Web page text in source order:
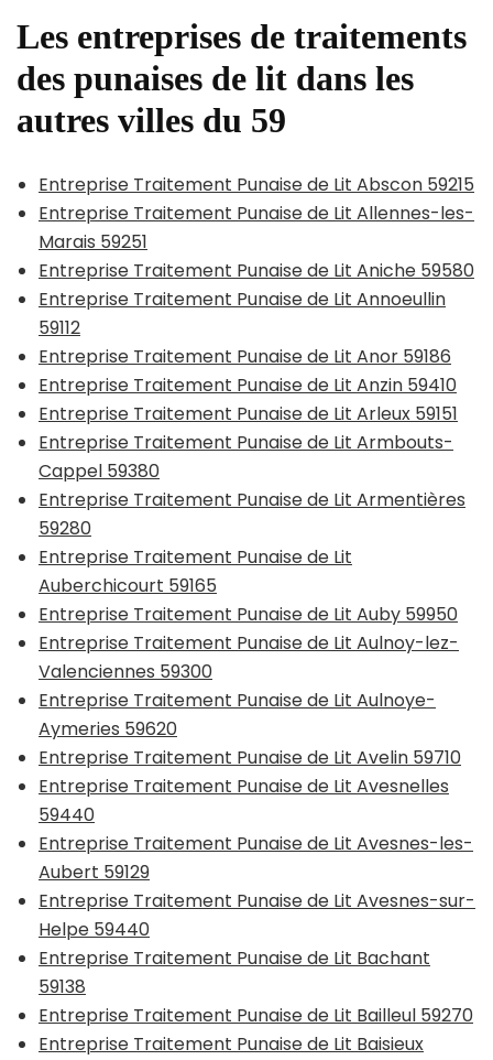
Les entreprises de traitements
des punaises de lit dans les
autres villes du 59
Entreprise Traitement Punaise de Lit Abscon 59215
Entreprise Traitement Punaise de Lit Allennes-les-
Marais 59251
Entreprise Traitement Punaise de Lit Aniche 59580
Entreprise Traitement Punaise de Lit Annoeullin
59112
Entreprise Traitement Punaise de Lit Anor 59186
Entreprise Traitement Punaise de Lit Anzin 59410
Entreprise Traitement Punaise de Lit Arleux 59151
Entreprise Traitement Punaise de Lit Armbouts-
Cappel 59380
Entreprise Traitement Punaise de Lit Armentières
59280
Entreprise Traitement Punaise de Lit
Auberchicourt 59165
Entreprise Traitement Punaise de Lit Auby 59950
Entreprise Traitement Punaise de Lit Aulnoy-lez-
Valenciennes 59300
Entreprise Traitement Punaise de Lit Aulnoye-
Aymeries 59620
Entreprise Traitement Punaise de Lit Avelin 59710
Entreprise Traitement Punaise de Lit Avesnelles
59440
Entreprise Traitement Punaise de Lit Avesnes-les-
Aubert 59129
Entreprise Traitement Punaise de Lit Avesnes-sur-
Helpe 59440
Entreprise Traitement Punaise de Lit Bachant
59138
Entreprise Traitement Punaise de Lit Bailleul 59270
Entreprise Traitement Punaise de Lit Baisieux